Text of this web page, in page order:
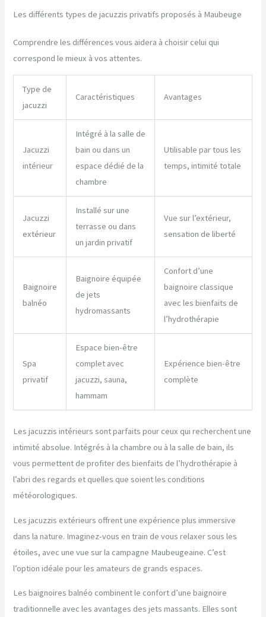
Les différents types de jacuzzis privatifs proposés à Maubeuge
Comprendre les différences vous aidera à choisir celui qui
correspond le mieux à vos attentes.
Type de
jacuzzi
Caractéristiques Avantages
Jacuzzi
intérieur
Intégré à la salle de
bain ou dans un
espace dédié de la
chambre
Utilisable par tous les
temps, intimité totale
Jacuzzi
extérieur
Installé sur une
terrasse ou dans
un jardin privatif
Vue sur l’extérieur,
sensation de liberté
Baignoire
balnéo
Baignoire équipée
de jets
hydromassants
Confort d’une
baignoire classique
avec les bienfaits de
l’hydrothérapie
Spa
privatif
Espace bien-être
complet avec
jacuzzi, sauna,
hammam
Expérience bien-être
complète
Les jacuzzis intérieurs sont parfaits pour ceux qui recherchent une
intimité absolue. Intégrés à la chambre ou à la salle de bain, ils
vous permettent de profiter des bienfaits de l’hydrothérapie à
l’abri des regards et quelles que soient les conditions
météorologiques.
Les jacuzzis extérieurs offrent une expérience plus immersive
dans la nature. Imaginez-vous en train de vous relaxer sous les
étoiles, avec une vue sur la campagne Maubeugeaine. C’est
l’option idéale pour les amateurs de grands espaces.
Les baignoires balnéo combinent le confort d’une baignoire
traditionnelle avec les avantages des jets massants. Elles sont